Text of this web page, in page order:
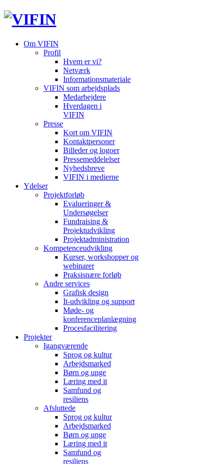
Om VIFIN
Profil
Hvem er vi?
Netværk
Informationsmateriale
VIFIN som arbejdsplads
Medarbejdere
Hverdagen i
VIFIN
Presse
Kort om VIFIN
Kontaktpersoner
Billeder og logoer
Pressemeddelelser
Nyhedsbreve
VIFIN i medierne
Ydelser
Projektforløb
Evalueringer &
Undersøgelser
Fundraising &
Projektudvikling
Projektadministration
Kompetenceudvikling
Kurser, workshopper og
webinarer
Praksisnære forløb
Andre services
Grafisk design
It-udvikling og support
Møde- og
konferenceplanlægning
Procesfacilitering
Projekter
Igangværende
Sprog og kultur
Arbejdsmarked
Børn og unge
Læring med it
Samfund og
resiliens
Afsluttede
Sprog og kultur
Arbejdsmarked
Børn og unge
Læring med it
Samfund og
resiliens